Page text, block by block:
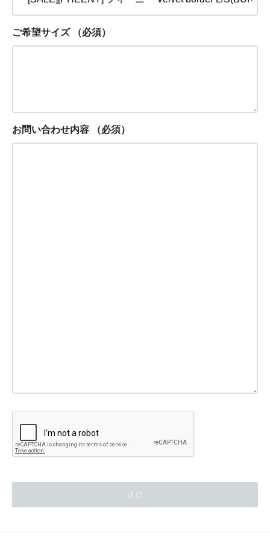
ご希望サイズ （必須）
お問い合わせ内容 （必須）